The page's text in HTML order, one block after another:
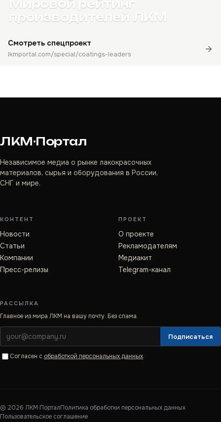
Мировой рейтинг
производителей ЛКМ
Смотреть спецпроект
lkmportal.com/special/coatings-leaders
ЛКМ·Портал
Независимое медиа о рынке лакокрасочных
материалов, сырья и оборудования в России,
СНГ и мире.
КОНТЕНТ
Новости
Статьи
Компании
Пресс-релизы
ПРОЕКТ
О проекте
Рекламодателям
Медиакит
Telegram-канал
РАССЫЛКА
Главное из мира ЛКМ на вашу почту. Без спама.
Подписаться
Согласен с обработкой персональных данных.
© 2026 ЛКМ·ПорталПолитика обработки персональных данных
Пользовательское соглашение